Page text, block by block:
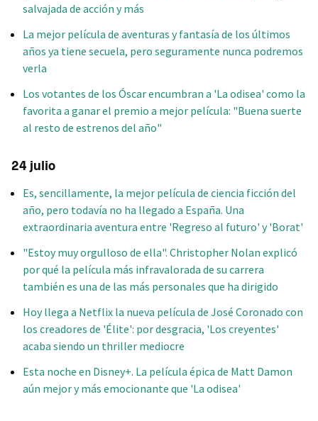
salvajada de acción y más
La mejor película de aventuras y fantasía de los últimos
años ya tiene secuela, pero seguramente nunca podremos
verla
Los votantes de los Óscar encumbran a 'La odisea' como la
favorita a ganar el premio a mejor película: "Buena suerte
al resto de estrenos del año"
24 julio
Es, sencillamente, la mejor película de ciencia ficción del
año, pero todavía no ha llegado a España. Una
extraordinaria aventura entre 'Regreso al futuro' y 'Borat'
"Estoy muy orgulloso de ella". Christopher Nolan explicó
por qué la película más infravalorada de su carrera
también es una de las más personales que ha dirigido
Hoy llega a Netflix la nueva película de José Coronado con
los creadores de 'Élite': por desgracia, 'Los creyentes'
acaba siendo un thriller mediocre
Esta noche en Disney+. La película épica de Matt Damon
aún mejor y más emocionante que 'La odisea'